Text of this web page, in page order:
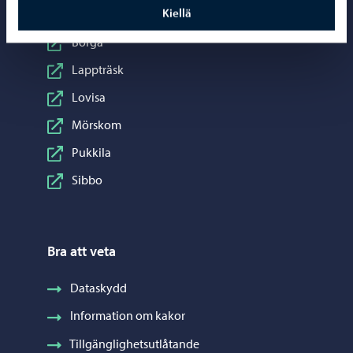
Kiellä
Borgå
Lappträsk
Lovisa
Mörskom
Pukkila
Sibbo
Bra att veta
Dataskydd
Information om kakor
Tillgänglighetsutlåtande